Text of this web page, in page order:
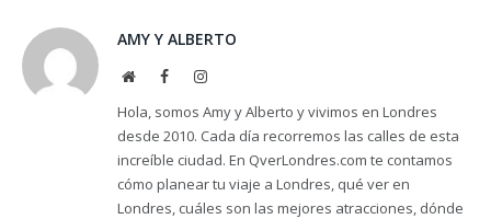
AMY Y ALBERTO
WebsiteFacebookInstagram
Hola, somos Amy y Alberto y vivimos en Londres
desde 2010. Cada día recorremos las calles de esta
increíble ciudad. En QverLondres.com te contamos
cómo planear tu viaje a Londres, qué ver en
Londres, cuáles son las mejores atracciones, dónde